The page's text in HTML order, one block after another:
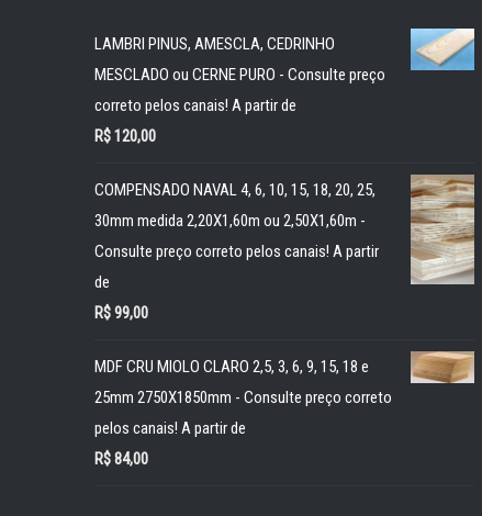
LAMBRI PINUS, AMESCLA, CEDRINHO
MESCLADO ou CERNE PURO - Consulte preço
correto pelos canais! A partir de
R$120,00
COMPENSADO NAVAL 4, 6, 10, 15, 18, 20, 25,
30mm medida 2,20X1,60m ou 2,50X1,60m -
Consulte preço correto pelos canais! A partir
de
R$99,00
MDF CRU MIOLO CLARO 2,5, 3, 6, 9, 15, 18 e
25mm 2750X1850mm - Consulte preço correto
pelos canais! A partir de
R$84,00